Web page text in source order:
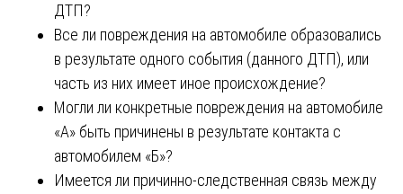
ДТП?
Все ли повреждения на автомобиле образовались
в результате одного события (данного ДТП), или
часть из них имеет иное происхождение?
Могли ли конкретные повреждения на автомобиле
«А» быть причинены в результате контакта с
автомобилем «Б»?
Имеется ли причинно-следственная связь между